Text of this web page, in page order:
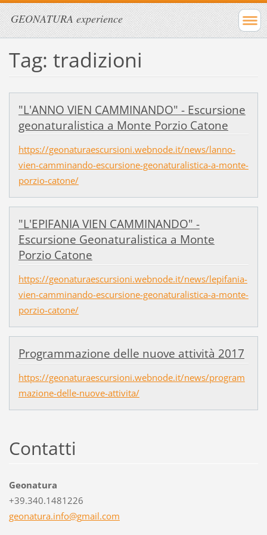
GEONATURA experience
Tag: tradizioni
"L'ANNO VIEN CAMMINANDO" - Escursione
geonaturalistica a Monte Porzio Catone
https://geonaturaescursioni.webnode.it/news/lanno-
vien-camminando-escursione-geonaturalistica-a-monte-
porzio-catone/
"L'EPIFANIA VIEN CAMMINANDO" -
Escursione Geonaturalistica a Monte
Porzio Catone
https://geonaturaescursioni.webnode.it/news/lepifania-
vien-camminando-escursione-geonaturalistica-a-monte-
porzio-catone/
Programmazione delle nuove attività 2017
https://geonaturaescursioni.webnode.it/news/program
mazione-delle-nuove-attivita/
Contatti
Geonatura
+39.340.1481226
geonatura.info@gmail.com